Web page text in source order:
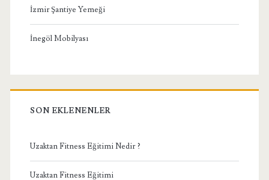
İzmir Şantiye Yemeği
İnegöl Mobilyası
SON EKLENENLER
Uzaktan Fitness Eğitimi Nedir ?
Uzaktan Fitness Eğitimi